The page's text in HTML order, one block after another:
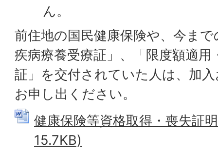
ん。
前住地の国民健康保険や、今ま
疾病療養受療証」、「限度額適用
証」を交付されていた人は、加
お申し出ください。
健康保険等資格取得・喪失証
15.7KB)